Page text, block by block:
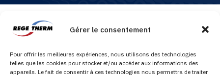
Gérer le consentement
Pour offrir les meilleures expériences, nous utilisons des technologies
telles que les cookies pour stocker et/ou accéder aux informations des
appareils. Le fait de consentir à ces technologies nous permettra de traiter
réparation des cuves hydrocarbures, application résine.